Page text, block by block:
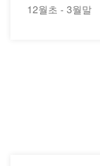
12월초 - 3월말